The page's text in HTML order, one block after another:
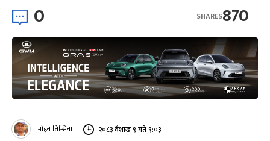
0 870
SHARES
मोहन तिम्सिना २०८३ वैशाख ९ गते ९:०३